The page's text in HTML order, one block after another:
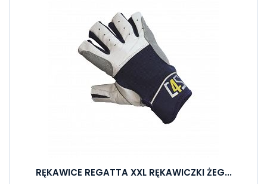
RĘKAWICE REGATTA XXL RĘKAWICZKI ŻEG...